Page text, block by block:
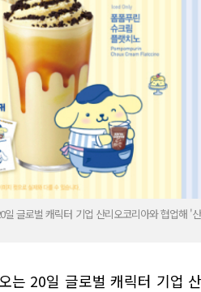
일 글로벌 캐릭터 기업 산리오코리아와 협업해 '
는 20일 글로벌 캐릭터 기업